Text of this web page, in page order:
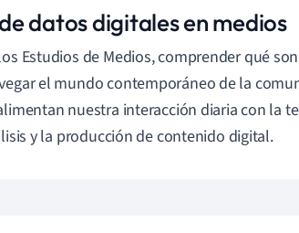
datos digitales en medios
Estudios de Medios, comprender qué
el mundo contemporáneo de la
nuestra interacción diaria con la
y la producción de contenido digital.